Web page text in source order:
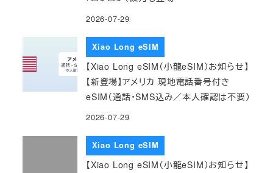
2026-07-29
Xiao Long eSIM
【Xiao Long eSIM（小龍eSIM）お知らせ】
【新登場】アメリカ 現地電話番号付き
eSIM（通話・SMS込み／本人確認は不要）
2026-07-29
Xiao Long eSIM
【Xiao Long eSIM（小龍eSIM）お知らせ】